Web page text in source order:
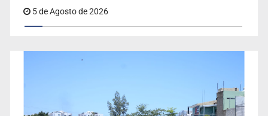
5 de Agosto de 2026